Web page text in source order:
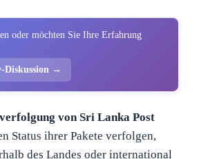
oder möchten Sie Ihre Erfahrung
Diskussion →
von Sri Lanka Post
Status ihrer Pakete verfolgen,
des Landes oder international